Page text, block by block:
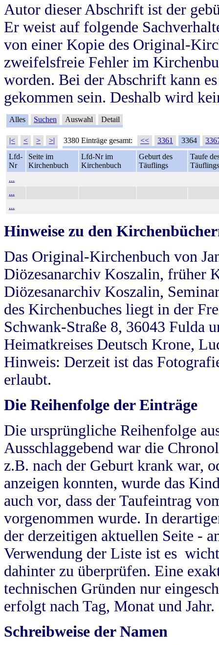
Autor dieser Abschrift ist der
Er weist auf folgende
von einer Kopie des Original-
zweifelsfreie Fehler im
worden. Bei der Abschrift kann
gekommen sein. Deshalb wird
Alles Suchen Auswahl Detail
|< < > >| 3380 Einträge gesamt: << 3361 3364
Lfd-
Nr
Seite im
Kirchenbuch
Lfd-Nr im
Kirchenbuch
Geburt des
Täuflings
Taufe
Täuflings
...
...
...
Hinweise zu den
Das Original-Kirchenbuch von
Diözesanarchiv Koszalin, früher
Diözesanarchiv Koszalin,
des Kirchenbuches liegt in der
Schwank-Straße 8, 36043 Fulda
Heimatkreises Deutsch Krone,
Hinweis: Derzeit ist das
erlaubt.
Die Reihenfolge der Einträge
Die ursprüngliche Reihenfolge
Ausschlaggebend war die
z.B. nach der Geburt krank war,
anzeigen konnten, wurde das
auch vor, dass der Taufeintrag
vorgenommen wurde. In
der derzeitigen aktuellen Seite -
Verwendung der Liste ist es
dahinter zu überprüfen. Eine
technischen Gründen nur
erfolgt nach Tag, Monat und Jahr.
Schreibweise der Namen